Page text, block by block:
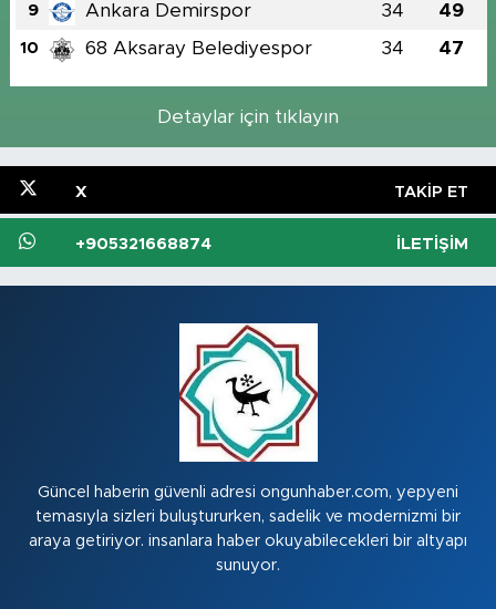
9 Ankara Demirspor 34 49
10 68 Aksaray Belediyespor 34 47
Detaylar için tıklayın
X TAKIP ET
+905321668874 İLETIŞIM
Güncel haberin güvenli adresi ongunhaber.com, yepyeni
temasıyla sizleri buluştururken, sadelik ve modernizmi bir
araya getiriyor. insanlara haber okuyabilecekleri bir altyapı
sunuyor.